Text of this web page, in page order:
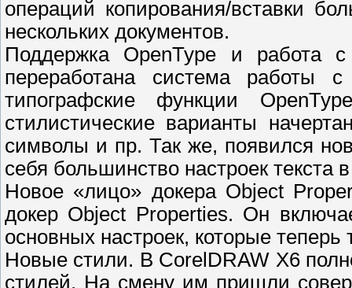
операций копирования/вставки
нескольких документов.
Поддержка OpenType и работа
переработана система работы
типографские функции
стилистические варианты
символы и пр. Так же, появился
себя большинство настроек текста
Новое «лицо» докера Object
докер Object Properties. Он
основных настроек, которые
Новые стили. В CorelDRAW X6
стилей. На смену им пришли